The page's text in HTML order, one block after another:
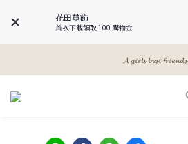
花田囍飾
首次下載領取 100 購物金
𝓐 𝓰𝓲𝓻𝓵𝓼 𝓫𝓮𝓼𝓽 𝓯𝓻𝓲𝓮𝓷𝓭𝓼
𝓐 𝓰𝓲𝓻𝓵𝓼 𝓫𝓮𝓼𝓽 𝓯𝓻𝓲𝓮𝓷𝓭𝓼